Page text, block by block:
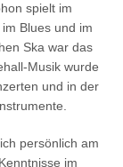
spielt im
Blues und im
Ska war das
Musik wurde
und in der
persönlich am
im